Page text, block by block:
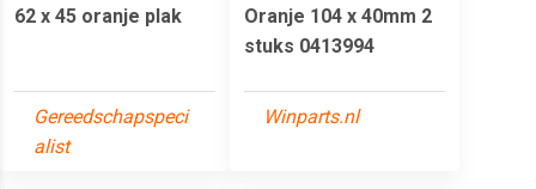
62 x 45 oranje plak
Gereedschapspeci
alist
Oranje 104 x 40mm 2
stuks 0413994
Winparts.nl